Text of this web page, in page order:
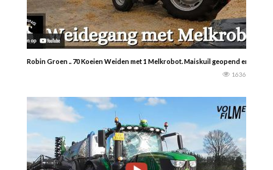
Robin Groen .. 70 Koeien Weiden met 1 Melkrobot. Maiskuil geopend en
1636